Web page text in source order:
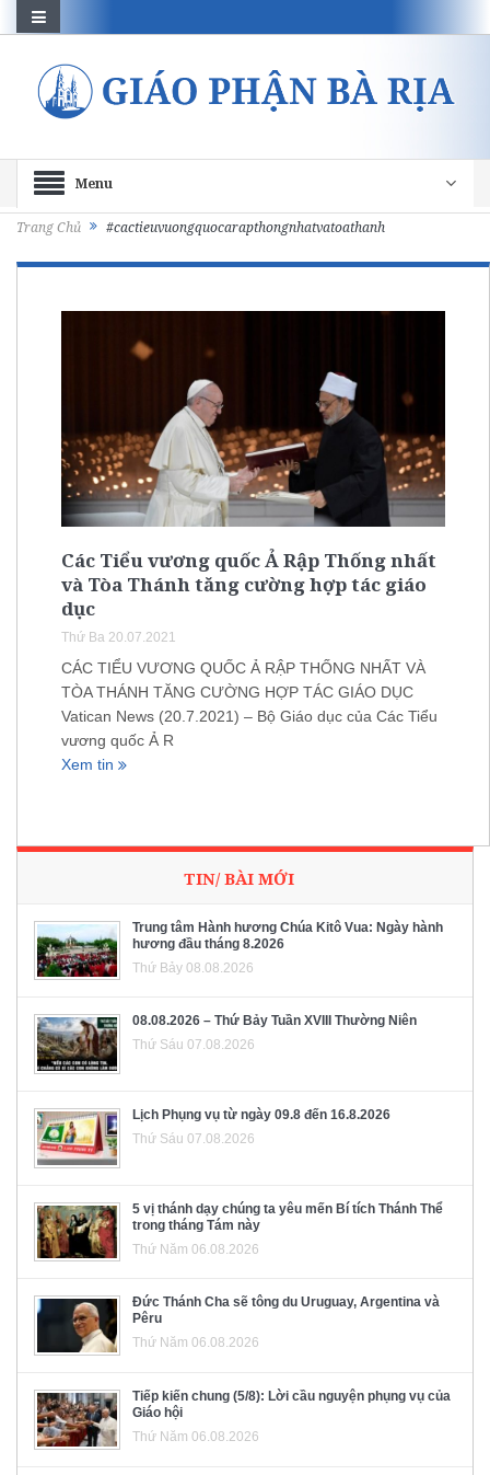
Menu
Trang Chủ #cactieuvuongquocarapthongnhatvatoathanh
Các Tiểu vương quốc Ả Rập Thống nhất
và Tòa Thánh tăng cường hợp tác giáo
dục
Thứ Ba 20.07.2021
CÁC TIỂU VƯƠNG QUỐC Ả RẬP THỐNG NHẤT VÀ
TÒA THÁNH TĂNG CƯỜNG HỢP TÁC GIÁO DỤC
Vatican News (20.7.2021) – Bộ Giáo dục của Các Tiểu
vương quốc Ả R
Xem tin
TIN/ BÀI MỚI
Trung tâm Hành hương Chúa Kitô Vua: Ngày hành
hương đầu tháng 8.2026
Thứ Bảy 08.08.2026
08.08.2026 – Thứ Bảy Tuần XVIII Thường Niên
Thứ Sáu 07.08.2026
Lịch Phụng vụ từ ngày 09.8 đến 16.8.2026
Thứ Sáu 07.08.2026
5 vị thánh dạy chúng ta yêu mến Bí tích Thánh Thể
trong tháng Tám này
Thứ Năm 06.08.2026
Đức Thánh Cha sẽ tông du Uruguay, Argentina và
Pêru
Thứ Năm 06.08.2026
Tiếp kiến chung (5/8): Lời cầu nguyện phụng vụ của
Giáo hội
Thứ Năm 06.08.2026